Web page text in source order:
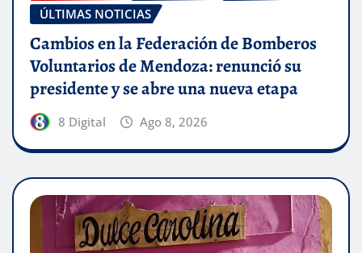
ÚLTIMAS NOTICIAS
Cambios en la Federación de Bomberos
Voluntarios de Mendoza: renunció su
presidente y se abre una nueva etapa
8 Digital Ago 8, 2026